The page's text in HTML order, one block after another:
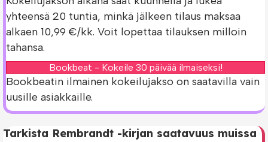
yhteensä 20 tuntia, minkä jälkeen tilaus maksaa
alkaen 10,99 €/kk. Voit lopettaa tilauksen milloin
tahansa.
Bookbeat - Kokeile 30 päivää ilmaiseksi!
Bookbeatin ilmainen kokeilujakso on saatavilla vain
uusille asiakkaille.
Tarkista Rembrandt -kirjan saatavuus muissa